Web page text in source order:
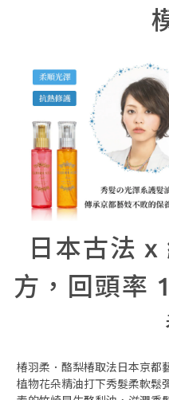
日本古法
方，回頭率
椿羽柔．酪梨椿取法日本京都
植物花朵精油打下秀髮柔軟鬆